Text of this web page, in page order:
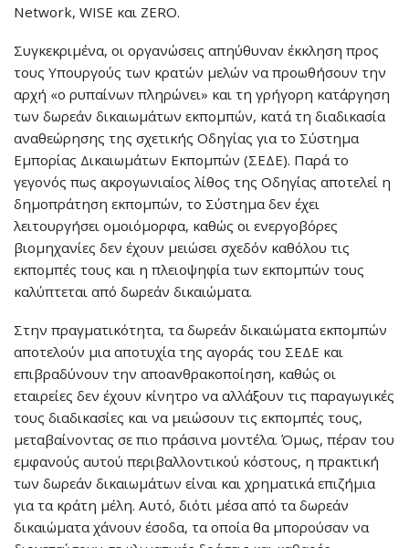
Network, WISE και ZERO.
Συγκεκριμένα, οι οργανώσεις απηύθυναν έκκληση προς
τους Υπουργούς των κρατών μελών να προωθήσουν την
αρχή «ο ρυπαίνων πληρώνει» και τη γρήγορη κατάργηση
των δωρεάν δικαιωμάτων εκπομπών, κατά τη διαδικασία
αναθεώρησης της σχετικής Οδηγίας για το Σύστημα
Εμπορίας Δικαιωμάτων Εκπομπών (ΣΕΔΕ). Παρά το
γεγονός πως ακρογωνιαίος λίθος της Οδηγίας αποτελεί η
δημοπράτηση εκπομπών, το Σύστημα δεν έχει
λειτουργήσει ομοιόμορφα, καθώς οι ενεργοβόρες
βιομηχανίες δεν έχουν μειώσει σχεδόν καθόλου τις
εκπομπές τους και η πλειοψηφία των εκπομπών τους
καλύπτεται από δωρεάν δικαιώματα.
Στην πραγματικότητα, τα δωρεάν δικαιώματα εκπομπών
αποτελούν μια αποτυχία της αγοράς του ΣΕΔΕ και
επιβραδύνουν την αποανθρακοποίηση, καθώς οι
εταιρείες δεν έχουν κίνητρο να αλλάξουν τις παραγωγικές
τους διαδικασίες και να μειώσουν τις εκπομπές τους,
μεταβαίνοντας σε πιο πράσινα μοντέλα. Όμως, πέραν του
εμφανούς αυτού περιβαλλοντικού κόστους, η πρακτική
των δωρεάν δικαιωμάτων είναι και χρηματικά επιζήμια
για τα κράτη μέλη. Αυτό, διότι μέσα από τα δωρεάν
δικαιώματα χάνουν έσοδα, τα οποία θα μπορούσαν να